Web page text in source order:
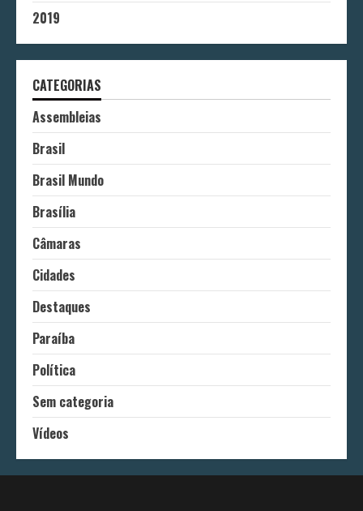
2019
CATEGORIAS
Assembleias
Brasil
Brasil Mundo
Brasília
Câmaras
Cidades
Destaques
Paraíba
Política
Sem categoria
Vídeos